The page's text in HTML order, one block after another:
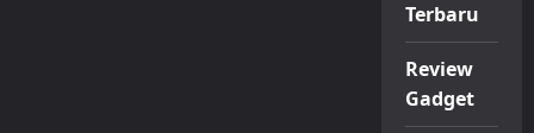
Terbaru
Review
Gadget